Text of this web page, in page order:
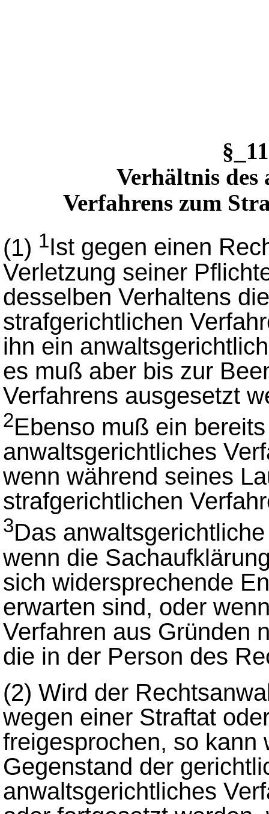
Verhältnis des
Verfahrens zum
(1) 1Ist gegen einen
Verletzung seiner
desselben Verhaltens
strafgerichtlichen
ihn ein
es muß aber bis zur
Verfahrens ausgesetzt
2Ebenso muß ein
anwaltsgerichtliches
wenn während seines
strafgerichtlichen
3Das
wenn die
sich widersprechende
erwarten sind, oder
Verfahren aus Gründen
die in der Person des
(2) Wird der
wegen einer Straftat
freigesprochen, so kann
Gegenstand der
anwaltsgerichtliches